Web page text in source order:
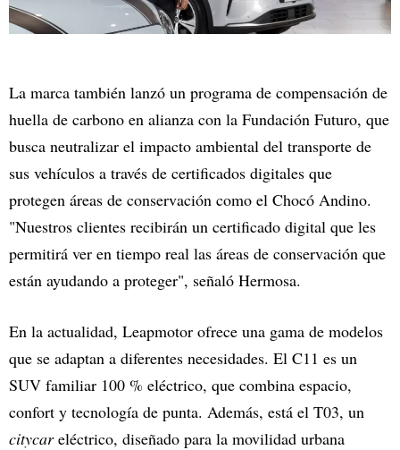
La marca también lanzó un programa de compensación de
huella de carbono en alianza con la Fundación Futuro, que
busca neutralizar el impacto ambiental del transporte de
sus vehículos a través de certificados digitales que
protegen áreas de conservación como el Chocó Andino.
"Nuestros clientes recibirán un certificado digital que les
permitirá ver en tiempo real las áreas de conservación que
están ayudando a proteger", señaló Hermosa.
En la actualidad, Leapmotor ofrece una gama de modelos
que se adaptan a diferentes necesidades. El C11 es un
SUV familiar 100 % eléctrico, que combina espacio,
confort y tecnología de punta. Además, está el T03, un
citycareléctrico, diseñado para la movilidad urbana